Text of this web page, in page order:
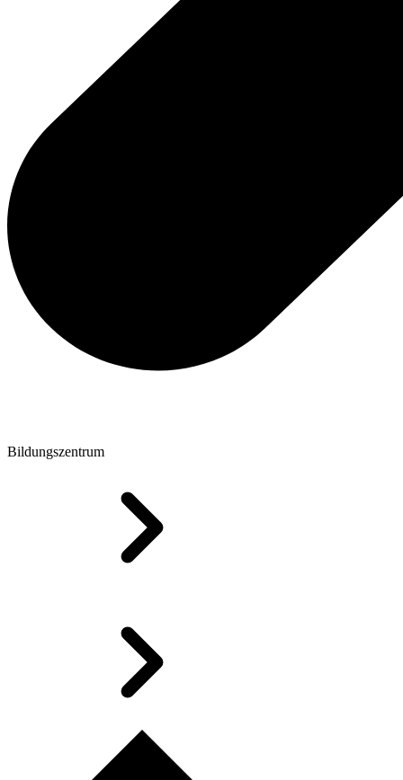
Bildungszentrum